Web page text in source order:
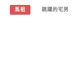
馬祖 跳躍的宅男